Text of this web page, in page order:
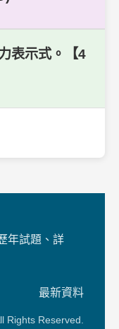
表示式。【4
年試題、詳
最新資料
Rights Reserved.